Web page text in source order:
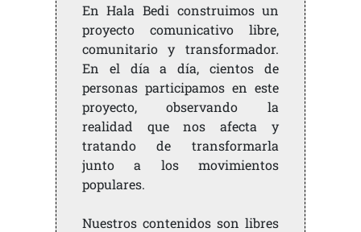
En Hala Bedi construimos un
proyecto comunicativo libre,
comunitario y transformador.
En el día a día, cientos de
personas participamos en este
proyecto, observando la
realidad que nos afecta y
tratando de transformarla
junto a los movimientos
populares.
Nuestros contenidos son libres